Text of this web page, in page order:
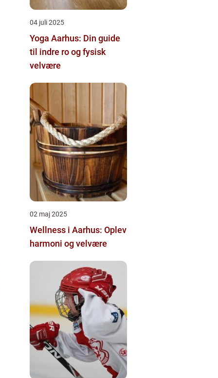
04 juli 2025
Yoga Aarhus: Din guide
til indre ro og fysisk
velvære
02 maj 2025
Wellness i Aarhus: Oplev
harmoni og velvære